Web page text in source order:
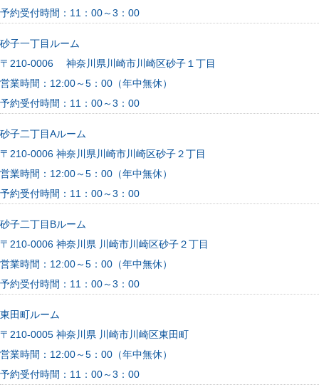
予約受付時間：11：00～3：00
砂子一丁目ルーム
〒210-0006 神奈川県川崎市川崎区砂子１丁目
営業時間：12:00～5：00（年中無休）
予約受付時間：11：00～3：00
砂子二丁目Aルーム
〒210-0006 神奈川県川崎市川崎区砂子２丁目
営業時間：12:00～5：00（年中無休）
予約受付時間：11：00～3：00
砂子二丁目Bルーム
〒210-0006 神奈川県 川崎市川崎区砂子２丁目
営業時間：12:00～5：00（年中無休）
予約受付時間：11：00～3：00
東田町ルーム
〒210-0005 神奈川県 川崎市川崎区東田町
営業時間：12:00～5：00（年中無休）
予約受付時間：11：00～3：00